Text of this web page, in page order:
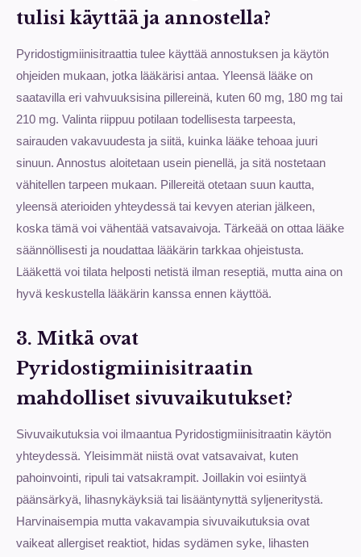
tulisi käyttää ja annostella?
Pyridostigmiinisitraattia tulee käyttää annostuksen ja käytön
ohjeiden mukaan, jotka lääkärisi antaa. Yleensä lääke on
saatavilla eri vahvuuksisina pillereinä, kuten 60 mg, 180 mg tai
210 mg. Valinta riippuu potilaan todellisesta tarpeesta,
sairauden vakavuudesta ja siitä, kuinka lääke tehoaa juuri
sinuun. Annostus aloitetaan usein pienellä, ja sitä nostetaan
vähitellen tarpeen mukaan. Pillereitä otetaan suun kautta,
yleensä aterioiden yhteydessä tai kevyen aterian jälkeen,
koska tämä voi vähentää vatsavaivoja. Tärkeää on ottaa lääke
säännöllisesti ja noudattaa lääkärin tarkkaa ohjeistusta.
Lääkettä voi tilata helposti netistä ilman reseptiä, mutta aina on
hyvä keskustella lääkärin kanssa ennen käyttöä.
3. Mitkä ovat
Pyridostigmiinisitraatin
mahdolliset sivuvaikutukset?
Sivuvaikutuksia voi ilmaantua Pyridostigmiinisitraatin käytön
yhteydessä. Yleisimmät niistä ovat vatsavaivat, kuten
pahoinvointi, ripuli tai vatsakrampit. Joillakin voi esiintyä
päänsärkyä, lihasnykäyksiä tai lisääntynyttä syljeneritystä.
Harvinaisempia mutta vakavampia sivuvaikutuksia ovat
vaikeat allergiset reaktiot, hidas sydämen syke, lihasten